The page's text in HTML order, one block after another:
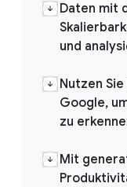
Daten mit
und
Nutzen
Google,
zu
Mit